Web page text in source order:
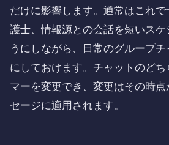
だけに影響します。通常はこれ
護士、情報源との会話を短いスケ
うにしながら、日常のグループ
にしておけます。チャットのどち
マーを変更でき、変更はその時
セージに適用されます。